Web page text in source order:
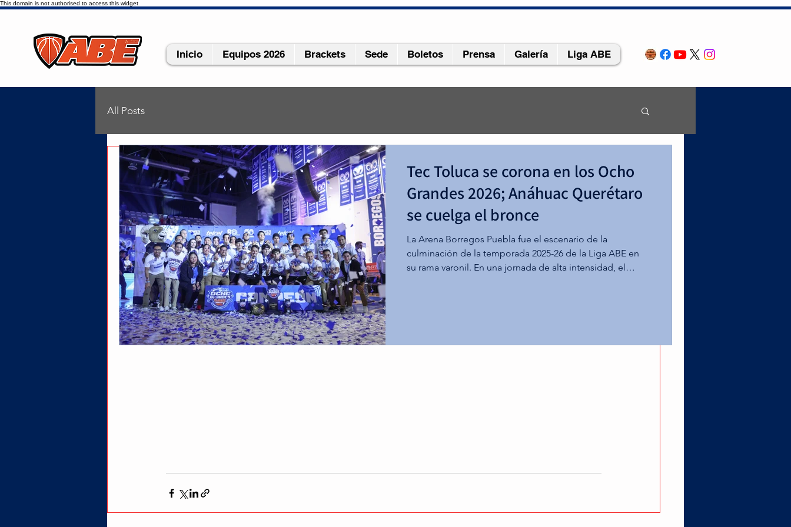
This domain is not authorised to access this widget
Inicio Equipos 2026 Brackets Sede Boletos Prensa Galería Liga ABE
All Posts
Ceniceros: Salimos a jugar inteligente
vlogsports24 abr 20240 min de lectura
https://video.wixstatic.com/video/b0e4e4_23b2182046a54c0185280418b0c88139/1080p/mp4/file.mp4
Tec Toluca se corona en los Ocho
Grandes 2026; Anáhuac Querétaro
se cuelga el bronce
La Arena Borregos Puebla fue el escenario de la
culminación de la temporada 2025-26 de la Liga ABE en
su rama varonil. En una jornada de alta intensidad, el